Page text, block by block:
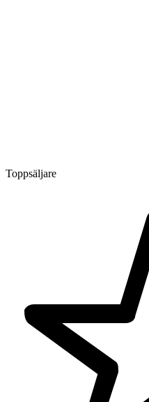
Toppsäljare